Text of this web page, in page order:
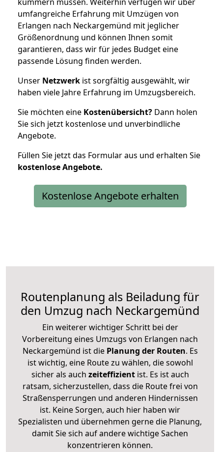
umfangreiche Erfahrung mit Umzügen von
Erlangen nach Neckargemünd mit jeglicher
Größenordnung und können Ihnen somit
garantieren, dass wir für jedes Budget eine
passende Lösung finden werden.
Unser Netzwerk ist sorgfältig ausgewählt, wir
haben viele Jahre Erfahrung im Umzugsbereich.
Sie möchten eine Kostenübersicht? Dann holen
Sie sich jetzt kostenlose und unverbindliche
Angebote.
Füllen Sie jetzt das Formular aus und erhalten Sie
kostenloseAngebote.
Kostenlose Angebote erhalten
Routenplanung als Beiladung für
den Umzug nach Neckargemünd
Ein weiterer wichtiger Schritt bei der
Vorbereitung eines Umzugs von Erlangen nach
Neckargemünd ist diePlanung der Routen. Es
ist wichtig, eine Route zu wählen, die sowohl
sicher als auch zeiteffizientist. Es ist auch
ratsam, sicherzustellen, dass die Route frei von
Straßensperrungen und anderen Hindernissen
ist. Keine Sorgen, auch hier haben wir
Spezialisten und übernehmen gerne die Planung,
damit Sie sich auf andere wichtige Sachen
konzentrieren können.